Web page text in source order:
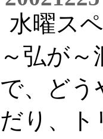
水曜ス
～弘が
で、どう
だり、ト